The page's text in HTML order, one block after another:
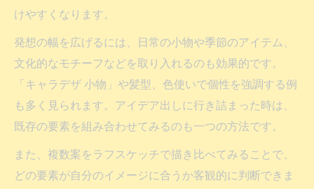
けやすくなります。
発想の幅を広げるには、日常の小物や季節のアイテム、
文化的なモチーフなどを取り入れるのも効果的です。
「キャラデザ 小物」や髪型、色使いで個性を強調する例
も多く見られます。アイデア出しに行き詰まった時は、
既存の要素を組み合わせてみるのも一つの方法です。
また、複数案をラフスケッチで描き比べてみることで、
どの要素が自分のイメージに合うか客観的に判断できま